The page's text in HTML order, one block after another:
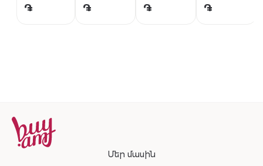
֏
֏
֏
֏
Մեր մասին